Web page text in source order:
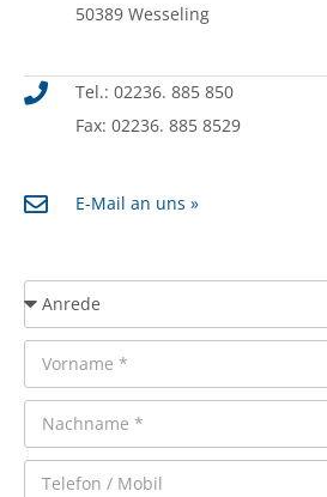
50389 Wesseling
Tel.: 02236. 885 850
Fax: 02236. 885 8529
E-Mail an uns »